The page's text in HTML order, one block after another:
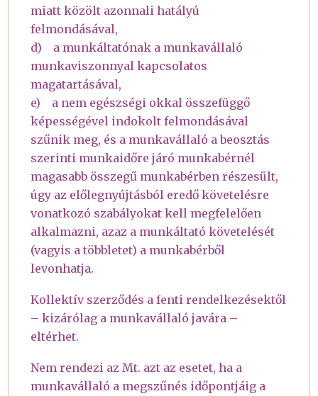
miatt közölt azonnali hatályú
felmondásával,
d) a munkáltatónak a munkavállaló
munkaviszonnyal kapcsolatos
magatartásával,
e) a nem egészségi okkal összefüggő
képességével indokolt felmondásával
szűnik meg, és a munkavállaló a beosztás
szerinti munkaidőre járó munkabérnél
magasabb összegű munkabérben részesült,
úgy az előlegnyújtásból eredő követelésre
vonatkozó szabályokat kell megfelelően
alkalmazni, azaz a munkáltató követelését
(vagyis a többletet) a munkabérből
levonhatja.
Kollektív szerződés a fenti rendelkezésektől
– kizárólag a munkavállaló javára –
eltérhet.
Nem rendezi az Mt. azt az esetet, ha a
munkavállaló a megszűnés időpontjáig a